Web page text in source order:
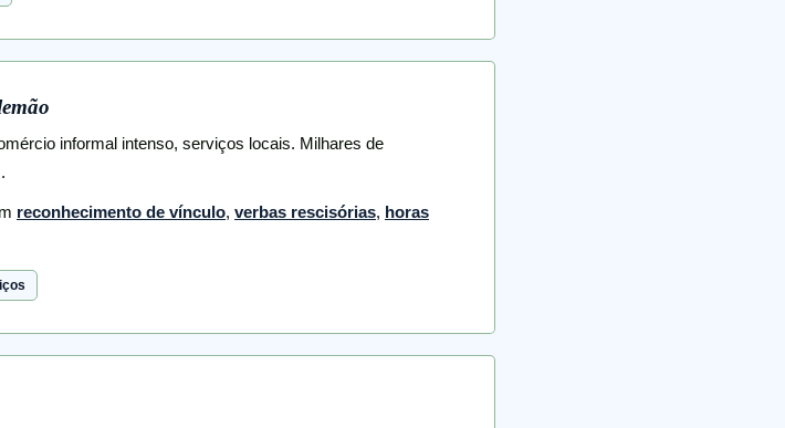
informal intenso, serviços locais. Milhares de
reconhecimento de vínculo, verbas rescisórias, horas